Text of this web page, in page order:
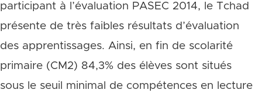
participant à l’évaluation PASEC 2014, le Tchad
présente de très faibles résultats d’évaluation
des apprentissages. Ainsi, en fin de scolarité
primaire (CM2) 84,3% des élèves sont situés
sous le seuil minimal de compétences en lecture